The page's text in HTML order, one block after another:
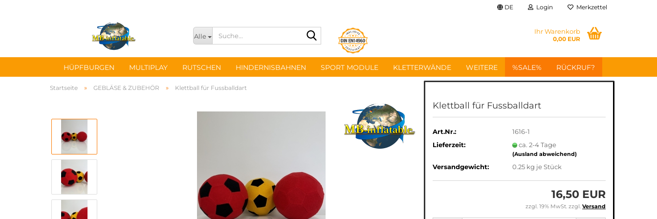
DE Login Merkzettel
Alle
Suche... Ihr Warenkorb
0,00 EUR
HÜPFBURGEN MULTIPLAY RUTSCHEN HINDERNISBAHNEN SPORT MODULE KLETTERWÄNDE %SALE% RÜCKRUF?
WEITERE
Startseite » GEBLÄSE & ZUBEHÖR » Klettball für Fussballdart
Klettball für Fussballdart
Art.Nr.:
1616-1
Lieferzeit:
ca. 2-4 Tage
(Ausland abweichend)
Versandgewicht: 0.25kg je Stück
16,50 EUR
zzgl. 19% MwSt. zzgl. Versand